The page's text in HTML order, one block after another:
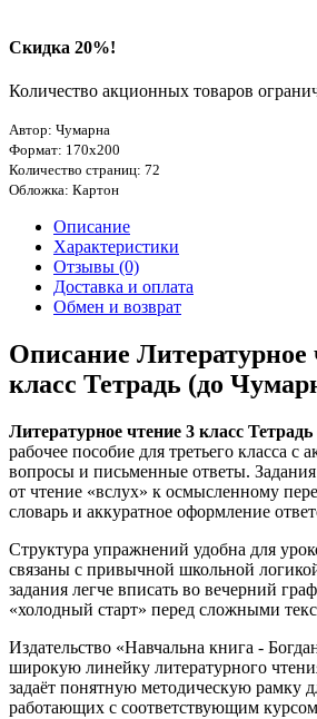
Скидка 20%!
Количество акционных товаров
Автор: Чумарна
Формат: 170х200
Количество страниц: 72
Обложка: Картон
Описание
Характеристики
Отзывы (0)
Доставка и оплата
Обмен и возврат
Описание Литературное
класс Тетрадь (до
Литературное чтение 3 класс
рабочее пособие для третьего класса с
вопросы и письменные ответы.
от чтение «вслух» к осмысленному
словарь и аккуратное оформление
Структура упражнений удобна для
связаны с привычной школьной
задания легче вписать во вечерний
«холодный старт» перед сложными
Издательство «Навчальна книга -
широкую линейку литературного
задаёт понятную методическую рамку
работающих с соответствующим